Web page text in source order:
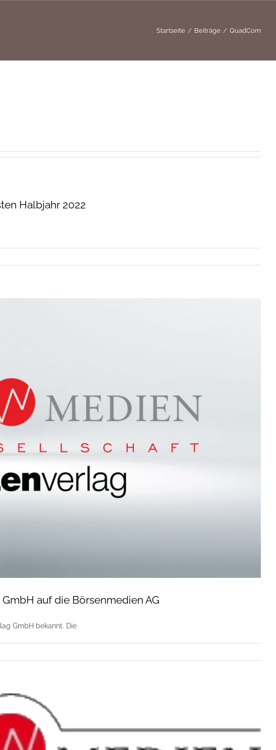
Startseite Beiträge QuadCom
Halbjahr 2022
auf die Börsenmedien AG
GmbH bekannt. Die